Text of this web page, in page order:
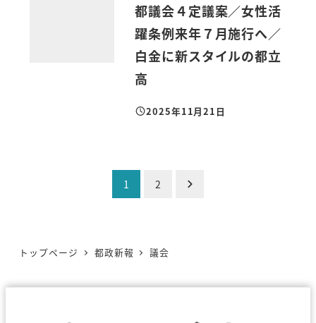
都議会４定議案／女性活
躍条例来年７月施行へ／
白金に新スタイルの都立
高
投稿日
2025年11月21日
1 2
トップページ 都政新報 議会